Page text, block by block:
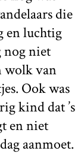
die
en luchtig
nog niet
wolk van
Ook was
kind dat ’s
en niet
aanmoet.